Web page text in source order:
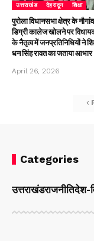
उत्तराखंड देहरादून शिक्षा
पुरोला विधानसभा क्षेत्र के नौगांव
डिग्री कालेज खोलने पर
के नैतृत्व में जनप्रतिनिधियों ने
धन सिंह रावत का जताया आभार
April 26, 2026
Categories
उत्तराखंडराजनीतिदेश-